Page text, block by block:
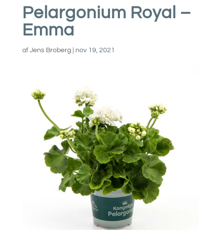
Pelargonium Royal –
Emma
af Jens Broberg| nov 19, 2021